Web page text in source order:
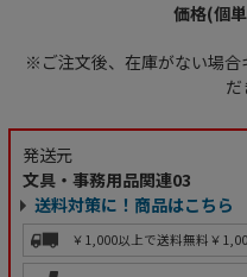
価格(個単
※ご注文後、在庫がない場合
だ
発送元
文具・事務用品関連03
送料対策に！商品はこちら
￥1,000以上で送料無料 ￥